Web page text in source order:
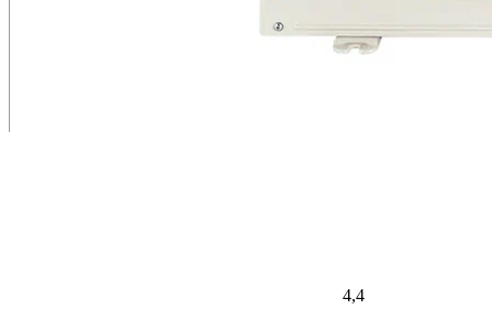
4,4